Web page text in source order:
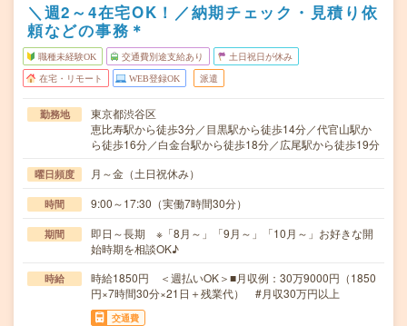
＼週2～4在宅OK！／納期チェック・見積り依
頼などの事務＊
職種未経験OK 交通費別途支給あり 土日祝日が休み
在宅・リモート WEB登録OK 派遣
勤務地
東京都渋谷区
恵比寿駅から徒歩3分／目黒駅から徒歩14分／代官山駅か
ら徒歩16分／白金台駅から徒歩18分／広尾駅から徒歩19分
曜日頻度 月～金（土日祝休み）
時間 9:00～17:30（実働7時間30分）
期間
即日～長期 ※「8月～」「9月～」「10月～」お好きな開
始時期を相談OK♪
時給
時給1850円 ＜週払いOK＞■月収例：30万9000円（1850
円×7時間30分×21日＋残業代） #月収30万円以上
交通費